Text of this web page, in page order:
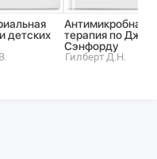
детских
Антимикробная
терапия по Джею
Сэнфорду
Гилберт Д.Н.